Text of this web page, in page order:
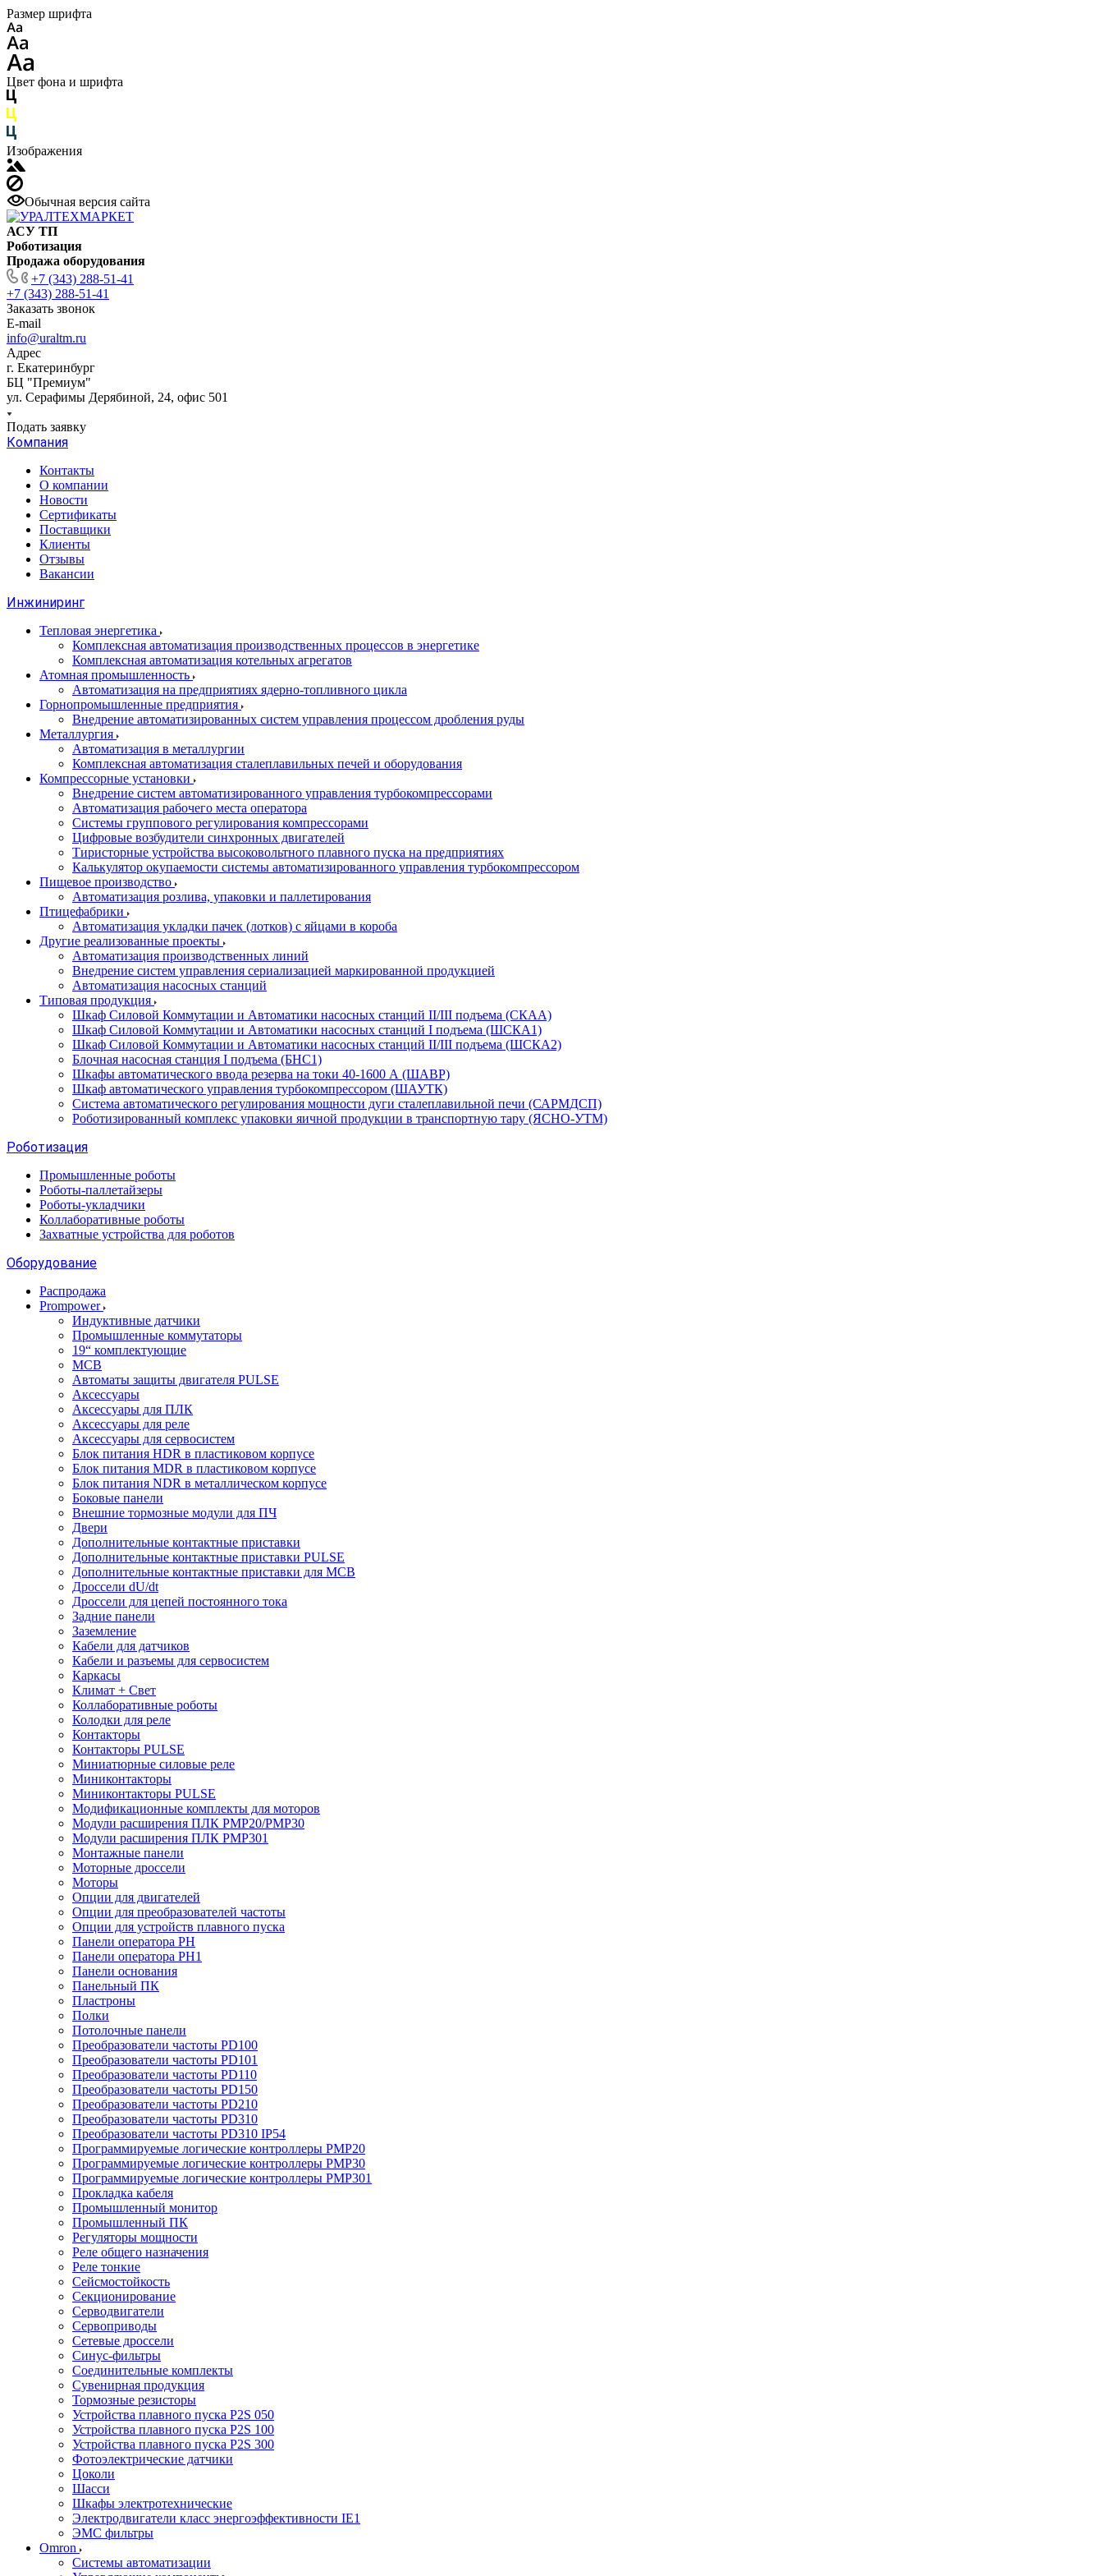
Размер шрифта
Цвет фона и шрифта
Изображения
Обычная версия сайта
АСУ ТП
Роботизация
Продажа оборудования
+7 (343) 288-51-41
+7 (343) 288-51-41
Заказать звонок
E-mail
info@uraltm.ru
Адрес
г. Екатеринбург
БЦ "Премиум"
ул. Серафимы Дерябиной, 24, офис 501
Подать заявку
Компания
Контакты
О компании
Новости
Сертификаты
Поставщики
Клиенты
Отзывы
Вакансии
Инжиниринг
Тепловая энергетика
Комплексная автоматизация производственных процессов в энергетике
Комплексная автоматизация котельных агрегатов
Атомная промышленность
Автоматизация на предприятиях ядерно-топливного цикла
Горнопромышленные предприятия
Внедрение автоматизированных систем управления процессом дробления руды
Металлургия
Автоматизация в металлургии
Комплексная автоматизация сталеплавильных печей и оборудования
Компрессорные установки
Внедрение систем автоматизированного управления турбокомпрессорами
Автоматизация рабочего места оператора
Системы группового регулирования компрессорами
Цифровые возбудители синхронных двигателей
Тиристорные устройства высоковольтного плавного пуска на предприятиях
Калькулятор окупаемости системы автоматизированного управления турбокомпрессором
Пищевое производство
Автоматизация розлива, упаковки и паллетирования
Птицефабрики
Автоматизация укладки пачек (лотков) с яйцами в короба
Другие реализованные проекты
Автоматизация производственных линий
Внедрение систем управления сериализацией маркированной продукцией
Автоматизация насосных станций
Типовая продукция
Шкаф Силовой Коммутации и Автоматики насосных станций II/III подъема (СКАА)
Шкаф Силовой Коммутации и Автоматики насосных станций I подъема (ШСКА1)
Шкаф Силовой Коммутации и Автоматики насосных станций II/III подъема (ШСКА2)
Блочная насосная станция I подъема (БНС1)
Шкафы автоматического ввода резерва на токи 40-1600 А (ШАВР)
Шкаф автоматического управления турбокомпрессором (ШАУТК)
Система автоматического регулирования мощности дуги сталеплавильной печи (САРМДСП)
Роботизированный комплекс упаковки яичной продукции в транспортную тару (ЯСНО-УТМ)
Роботизация
Промышленные роботы
Роботы-паллетайзеры
Роботы-укладчики
Коллаборативные роботы
Захватные устройства для роботов
Оборудование
Распродажа
Prompower
Индуктивные датчики
Промышленные коммутаторы
19“ комплектующие
MCB
Автоматы защиты двигателя PULSE
Аксессуары
Аксессуары для ПЛК
Аксессуары для реле
Аксессуары для сервосистем
Блок питания HDR в пластиковом корпусе
Блок питания MDR в пластиковом корпусе
Блок питания NDR в металлическом корпусе
Боковые панели
Внешние тормозные модули для ПЧ
Двери
Дополнительные контактные приставки
Дополнительные контактные приставки PULSE
Дополнительные контактные приставки для MCB
Дроссели dU/dt
Дроссели для цепей постоянного тока
Задние панели
Заземление
Кабели для датчиков
Кабели и разъемы для сервосистем
Каркасы
Климат + Свет
Коллаборативные роботы
Колодки для реле
Контакторы
Контакторы PULSE
Миниатюрные силовые реле
Миниконтакторы
Миниконтакторы PULSE
Модификационные комплекты для моторов
Модули расширения ПЛК PMP20/PMP30
Модули расширения ПЛК PMP301
Монтажные панели
Моторные дроссели
Моторы
Опции для двигателей
Опции для преобразователей частоты
Опции для устройств плавного пуска
Панели оператора PH
Панели оператора PH1
Панели основания
Панельный ПК
Пластроны
Полки
Потолочные панели
Преобразователи частоты PD100
Преобразователи частоты PD101
Преобразователи частоты PD110
Преобразователи частоты PD150
Преобразователи частоты PD210
Преобразователи частоты PD310
Преобразователи частоты PD310 IP54
Программируемые логические контроллеры PMP20
Программируемые логические контроллеры PMP30
Программируемые логические контроллеры PMP301
Прокладка кабеля
Промышленный монитор
Промышленный ПК
Регуляторы мощности
Реле общего назначения
Реле тонкие
Сейсмостойкость
Секционирование
Серводвигатели
Сервоприводы
Сетевые дроссели
Синус-фильтры
Соединительные комплекты
Сувенирная продукция
Тормозные резисторы
Устройства плавного пуска P2S 050
Устройства плавного пуска P2S 100
Устройства плавного пуска P2S 300
Фотоэлектрические датчики
Цоколи
Шасси
Шкафы электротехнические
Электродвигатели класс энергоэффективности IE1
ЭМС фильтры
Omron
Системы автоматизации